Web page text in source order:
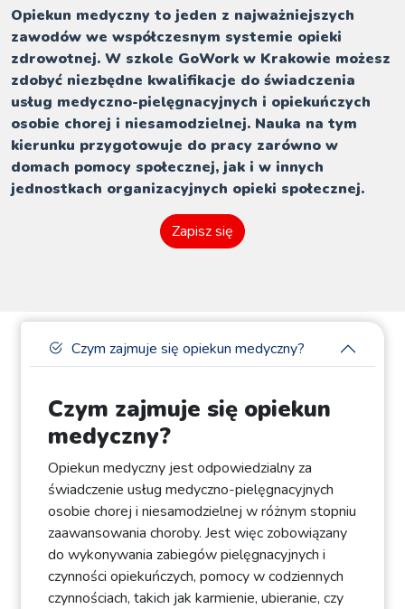
Opiekun medyczny to jeden z najważniejszych
zawodów we współczesnym systemie opieki
zdrowotnej. W szkole GoWork w Krakowie możesz
zdobyć niezbędne kwalifikacje do świadczenia
usług medyczno-pielęgnacyjnych i opiekuńczych
osobie chorej i niesamodzielnej. Nauka na tym
kierunku przygotowuje do pracy zarówno w
domach pomocy społecznej, jak i w innych
jednostkach organizacyjnych opieki społecznej.
Zapisz się
Czym zajmuje się opiekun medyczny?
Czym zajmuje się opiekun
medyczny?
Opiekun medyczny jest odpowiedzialny za
świadczenie usług medyczno-pielęgnacyjnych
osobie chorej i niesamodzielnej w różnym stopniu
zaawansowania choroby. Jest więc zobowiązany
do wykonywania zabiegów pielęgnacyjnych i
czynności opiekuńczych, pomocy w codziennych
czynnościach, takich jak karmienie, ubieranie, czy